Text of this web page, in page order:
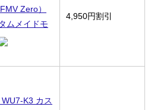
Zero）
ムメイドモ
4,950円割引
K3 カス